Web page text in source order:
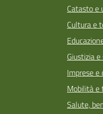
Catasto e
Cultura e
Giustizia
Imprese e
Mobilità e
Salute,